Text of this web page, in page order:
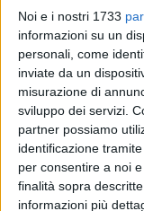
Noi e i nostri 1733
informazioni su un
personali, come
inviate da un
misurazione di
sviluppo dei servizi.
partner possiamo
identificazione
per consentire a noi
finalità sopra
informazioni più
innovativi. Il bando
complessivo di
45.000 euro.
È previsto un
spese totali, che
devono essere
maggio 2025 alle
www.ctematera.it